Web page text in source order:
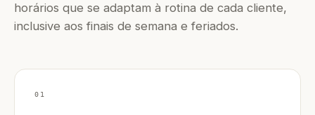
horários que se adaptam à rotina de cada cliente,
inclusive aos finais de semana e feriados.
01